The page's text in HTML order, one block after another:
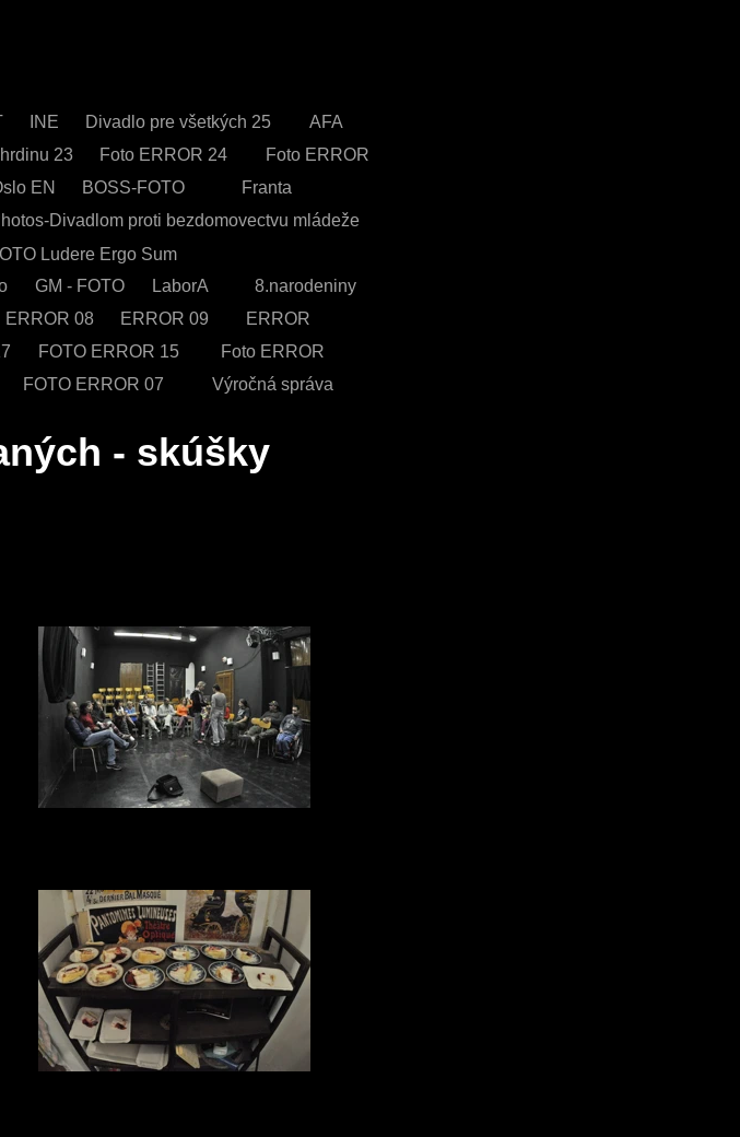
EN
INE
23
BOSS-FOTO
Divadlo pre všetkých 25
Foto ERROR 24
Franta
Project
AFA
25
Divadlom proti bezdomovectvu mládeže
Ludere Ergo Sum
ERROR 08
GM - FOTO
FOTO ERROR 07
FOTO ERROR 15
LaborA
ERROR 09
ERROR
10
Foto ERROR
14
Výročná správa
8.narodeniny
DBD
Foto ERROR
- skúšky